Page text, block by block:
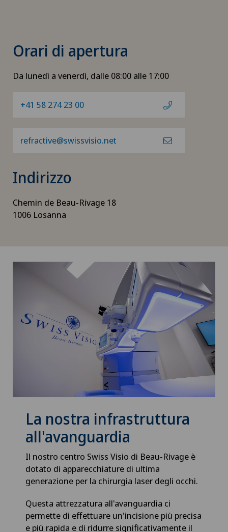
Orari di apertura
Da lunedì a venerdì, dalle 08:00 alle 17:00
+41 58 274 23 00
refractive@swissvisio.net
Indirizzo
Chemin de Beau-Rivage 18
1006 Losanna
La nostra infrastruttura
all'avanguardia
Il nostro centro Swiss Visio di Beau-Rivage è
dotato di apparecchiature di ultima
generazione per la chirurgia laser degli occhi.
Questa attrezzatura all'avanguardia ci
permette di effettuare un'incisione più precisa
e più rapida e di ridurre significativamente il